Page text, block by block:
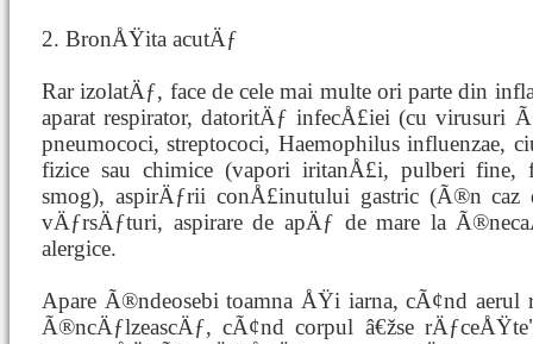
2. BronÅŸita acutÄƒ
Rar izolatÄƒ, face de cele mai multe ori parte din
aparat respirator, datoritÄƒ infecÅ£iei (cu virusuri
pneumococi, streptococi, Haemophilus influenzae,
fizice sau chimice (vapori iritanÅ£i, pulberi fine,
smog), aspirÄƒrii conÅ£inutului gastric (Ã®n caz
vÄƒrsÄƒturi, aspirare de apÄƒ de mare la
alergice.
Apare Ã®ndeosebi toamna ÅŸi iarna, cÃ¢nd aerul
Ã®ncÄƒlzeascÄƒ, cÃ¢nd corpul â€žse